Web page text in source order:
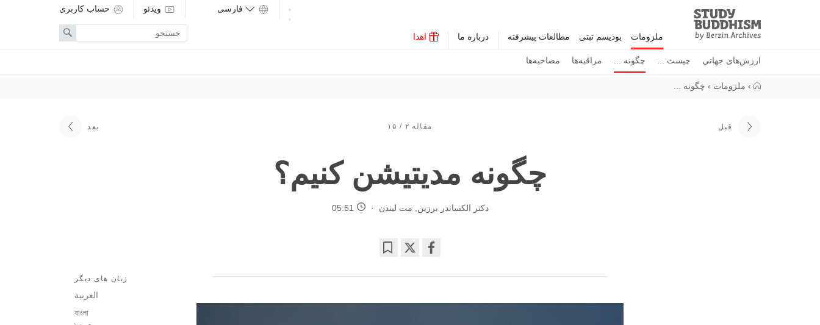
Study
Buddhism
Home
ملزومات
ارزش‌های جهانی چیست ... چگونه ... مراقبه‌ها مصاحبه‌ها
بودیسم تبتی مطالعات پیشرفته درباره ما اهدا
ویدئو حساب کاربری
search
term
Search
› ملزومات › چگونه ...
قبل مقاله ۲ / ۱۵ بعد
چگونه مدیتیشن کنیم؟
دکتر الکساندر برزین مت لیندن 05:51
on
زبان های دیگر
العربية
বাংলা